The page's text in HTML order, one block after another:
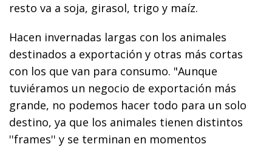
resto va a soja, girasol, trigo y maíz.
Hacen invernadas largas con los animales
destinados a exportación y otras más cortas
con los que van para consumo. "Aunque
tuviéramos un negocio de exportación más
grande, no podemos hacer todo para un solo
destino, ya que los animales tienen distintos
''frames'' y se terminan en momentos